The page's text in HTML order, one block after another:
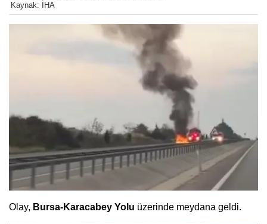
Kaynak: İHA
Olay, Bursa-Karacabey Yolu üzerinde meydana geldi.